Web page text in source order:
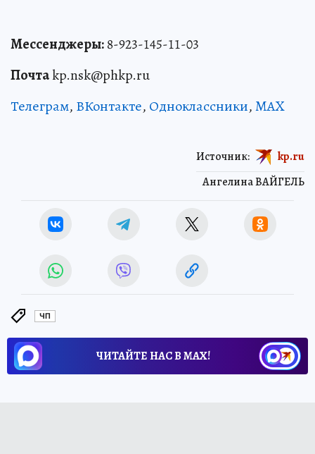
Мессенджеры:8-923-145-11-03
Почтаkp.nsk@phkp.ru
Телеграм, ВКонтакте, Одноклассники,MAX
Ангелина ВАЙГЕЛЬ
Источник: kp.ru
ЧП
ЧИТАЙТЕ НАС В МАХ!